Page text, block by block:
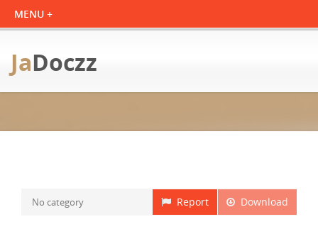
JaDoczz
Download
Report
No category